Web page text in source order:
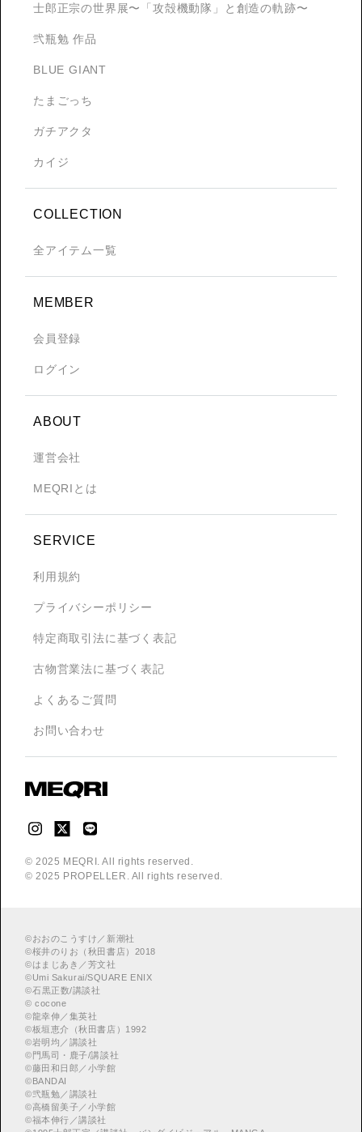
© 2025 MEQRI. All rights reserved.
© 2025 PROPELLER. All rights reserved.
士郎正宗の世界展〜「攻殻機動隊」と創造の軌跡〜
弐瓶勉 作品
BLUE GIANT
たまごっち
ガチアクタ
カイジ
COLLECTION
全アイテム一覧
MEMBER
会員登録
ログイン
ABOUT
運営会社
MEQRIとは
SERVICE
利用規約
プライバシーポリシー
特定商取引法に基づく表記
古物営業法に基づく表記
よくあるご質問
お問い合わせ
©おおのこうすけ／新潮社
©桜井のりお（秋田書店）2018
©はまじあき／芳文社
©Umi Sakurai/SQUARE ENIX
©︎石黒正数/講談社
© cocone
©龍幸伸／集英社
©板垣恵介（秋田書店）1992
©岩明均／講談社
© 門馬司・鹿子/講談社
©藤田和日郎／小学館
© BANDAI
©弐瓶勉／講談社
©高橋留美子／小学館
©福本伸行／講談社